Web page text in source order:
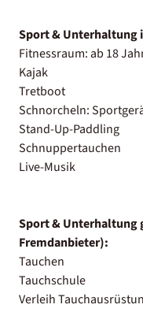
Sport & Unterhaltung
Fitnessraum: ab 18
Kajak
Tretboot
Schnorcheln:
Stand-Up-Paddling
Schnuppertauchen
Live-Musik
Sport & Unterhaltung
Fremdanbieter):
Tauchen
Tauchschule
Verleih